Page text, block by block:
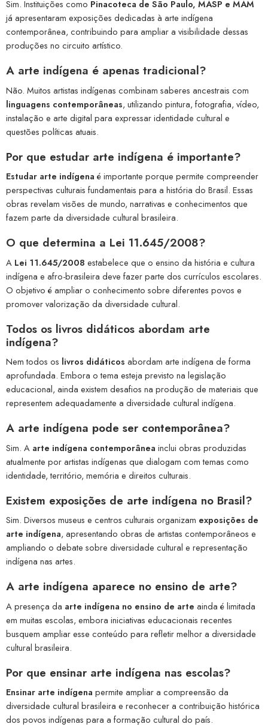
Sim. Instituições como Pinacoteca de São Paulo, MASP e MAM
já apresentaram exposições dedicadas à arte indígena
contemporânea, contribuindo para ampliar a visibilidade dessas
produções no circuito artístico.
A arte indígena é apenas tradicional?
Não. Muitos artistas indígenas combinam saberes ancestrais com
linguagens contemporâneas, utilizando pintura, fotografia, vídeo,
instalação e arte digital para expressar identidade cultural e
questões políticas atuais.
Por que estudar arte indígena é importante?
Estudar arte indígena é importante porque permite compreender
perspectivas culturais fundamentais para a história do Brasil. Essas
obras revelam visões de mundo, narrativas e conhecimentos que
fazem parte da diversidade cultural brasileira.
O que determina a Lei 11.645/2008?
A Lei 11.645/2008 estabelece que o ensino da história e cultura
indígena e afro-brasileira deve fazer parte dos currículos escolares.
O objetivo é ampliar o conhecimento sobre diferentes povos e
promover valorização da diversidade cultural.
Todos os livros didáticos abordam arte
indígena?
Nem todos os livros didáticos abordam arte indígena de forma
aprofundada. Embora o tema esteja previsto na legislação
educacional, ainda existem desafios na produção de materiais que
representem adequadamente a diversidade cultural indígena.
A arte indígena pode ser contemporânea?
Sim. A arte indígena contemporânea inclui obras produzidas
atualmente por artistas indígenas que dialogam com temas como
identidade, território, memória e direitos culturais.
Existem exposições de arte indígena no Brasil?
Sim. Diversos museus e centros culturais organizam exposições de
arte indígena, apresentando obras de artistas contemporâneos e
ampliando o debate sobre diversidade cultural e representação
indígena nas artes.
A arte indígena aparece no ensino de arte?
A presença da arte indígena no ensino de arte ainda é limitada
em muitas escolas, embora iniciativas educacionais recentes
busquem ampliar esse conteúdo para refletir melhor a diversidade
cultural brasileira.
Por que ensinar arte indígena nas escolas?
Ensinar arte indígena permite ampliar a compreensão da
diversidade cultural brasileira e reconhecer a contribuição histórica
dos povos indígenas para a formação cultural do país.